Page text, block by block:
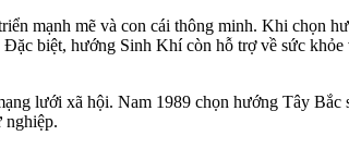
mạnh mẽ và con cái thông minh. Khi chọn
biệt, hướng Sinh Khí còn hỗ trợ về sức khỏe
lưới xã hội. Nam 1989 chọn hướng Tây Bắc
nghiệp.